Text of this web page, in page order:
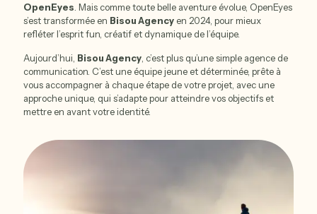
OpenEyes . Mais comme toute belle aventure évolue, OpenEyes
s’est transformée en Bisou Agency en 2024, pour mieux
refléter l’esprit fun, créatif et dynamique de l’équipe.
Aujourd’hui, Bisou Agency , c’est plus qu’une simple agence de
communication. C’est une équipe jeune et déterminée, prête à
vous accompagner à chaque étape de votre projet, avec une
approche unique, qui s’adapte pour atteindre vos objectifs et
mettre en avant votre identité.